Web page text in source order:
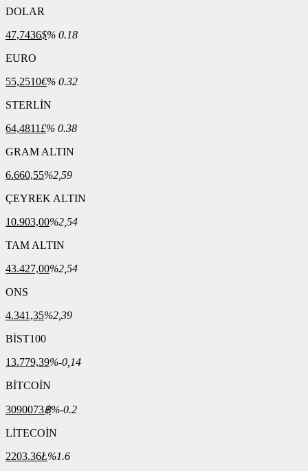
DOLAR
47,7436$% 0.18
EURO
55,2510€% 0.32
STERLİN
64,4811£% 0.38
GRAM ALTIN
6.660,55%2,59
ÇEYREK ALTIN
10.903,00%2,54
TAM ALTIN
43.427,00%2,54
ONS
4.341,35%2,39
BİST100
13.779,39%-0,14
BİTCOİN
3090073฿%-0.2
LİTECOİN
2203.36Ł%1.6